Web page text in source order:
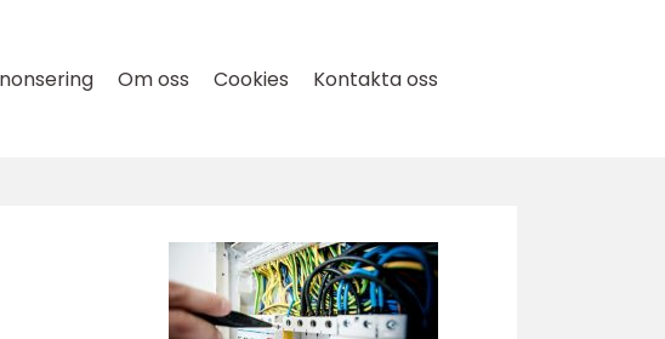
Om oss Cookies Kontakta oss